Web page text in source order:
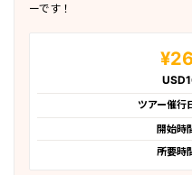
ーです！
ツアー催行
開始時
所要時